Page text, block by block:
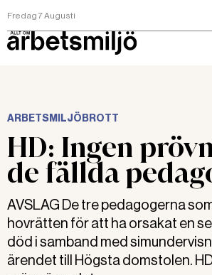
Fredag 7 Augusti
ARBETSMILJÖBROTT
HD: Ingen
de fällda
AVSLAG De tre pedagogerna
hovrätten för att ha orsakat en
död i samband med
ärendet till Högsta domstolen.